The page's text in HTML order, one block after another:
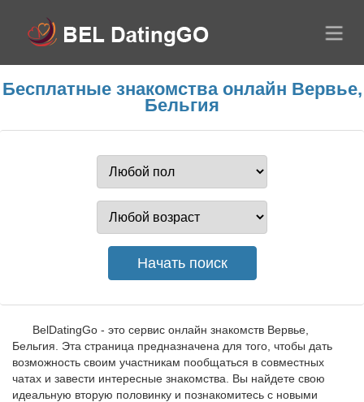
Бесплатные знакомства онлайн Вервье,
Бельгия
BelDatingGo - это сервис онлайн знакомств Вервье,
Бельгия. Эта страница предназначена для того, чтобы дать
возможность своим участникам пообщаться в совместных
чатах и завести интересные знакомства. Вы найдете свою
идеальную вторую половинку и познакомитесь с новыми